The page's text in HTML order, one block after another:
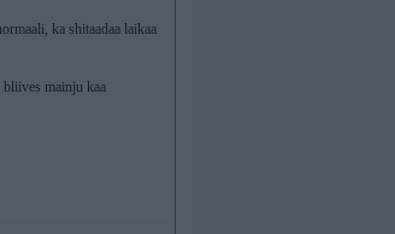
ka shitaadaa laikaa
bliives mainju kaa